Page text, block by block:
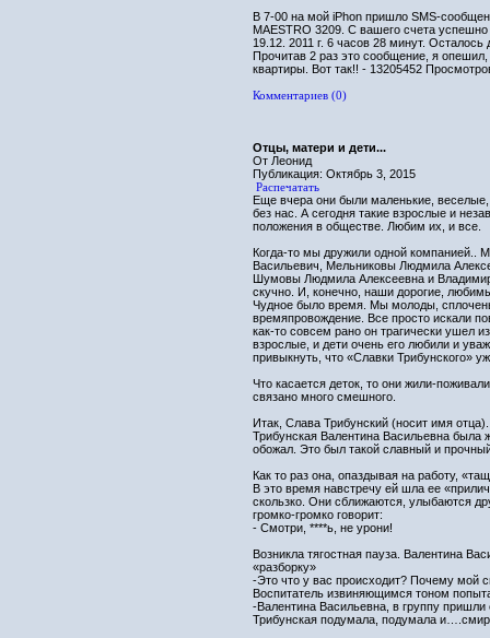
В 7-00 на мой iPhon пришло SMS-
MAESTRO 3209. С вашего счета
19.12. 2011 г. 6 часов 28 минут. Осталось
Прочитав 2 раз это сообщение, я
квартиры. Вот так!! - 13205452
Комментариев (0)
Отцы, матери и дети...
От Леонид
Публикация: Октябрь 3, 2015
Распечатать
Еще вчера они были маленькие,
без нас. А сегодня такие взрослые и
положения в обществе. Любим их, и все.
Когда-то мы дружили одной компанией..
Васильевич, Мельниковы Людмила
Шумовы Людмила Алексеевна и
скучно. И, конечно, наши дорогие,
Чудное было время. Мы молоды,
времяпровождение. Все просто искали
как-то совсем рано он трагически ушел
взрослые, и дети очень его любили и
привыкнуть, что «Славки Трибунского»
Что касается деток, то они жили-
связано много смешного.
Итак, Слава Трибунский (носит имя
Трибунская Валентина Васильевна
обожал. Это был такой славный и
Как то раз она, опаздывая на работу,
В это время навстречу ей шла ее
скользко. Они сближаются, улыбаются
громко-громко говорит:
- Смотри, ****ь, не урони!
Возникла тягостная пауза. Валентина
«разборку»
-Это что у вас происходит? Почему мой
Воспитатель извиняющимся тоном
-Валентина Васильевна, в группу
Трибунская подумала, подумала